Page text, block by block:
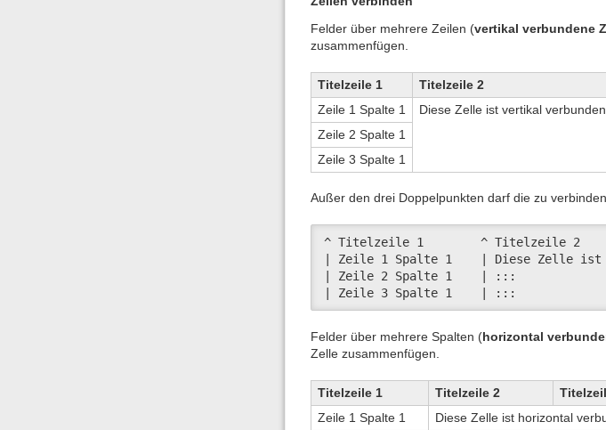
Felder über mehrere Zeilen (vertikal verbundene
zusammenfügen.
Titelzeile 1 Titelzeile 2
Zeile 1 Spalte 1
Diese Zelle ist vertikal verbunden
Zeile 2 Spalte 1
Zeile 3 Spalte 1
Außer den drei Doppelpunkten darf die zu
^ Titelzeile 1        ^ Titelzeile
| Zeile 1 Spalte 1    | Diese Zelle
| Zeile 2 Spalte 1    | :::
| Zeile 3 Spalte 1    | :::
Felder über mehrere Spalten (horizontal
Zelle zusammenfügen.
Titelzeile 1 Titelzeile 2
Zeile 1 Spalte 1
Diese Zelle ist horizontal